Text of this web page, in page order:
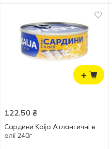
+
122.50 ₴
Сардини Kaija Атлантичні в
олії 240г